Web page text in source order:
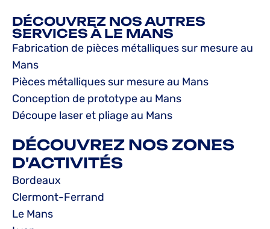
DÉCOUVREZ NOS AUTRES
SERVICES À LE MANS
Fabrication de pièces métalliques sur mesure au
Mans
Pièces métalliques sur mesure au Mans
Conception de prototype au Mans
Découpe laser et pliage au Mans
DÉCOUVREZ NOS ZONES
D'ACTIVITÉS
Bordeaux
Clermont-Ferrand
Le Mans